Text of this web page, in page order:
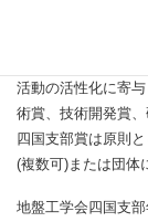
活動の活性化に寄
術賞、技術開発賞
四国支部賞は原則
(複数可)または団体
地盤工学会四国支